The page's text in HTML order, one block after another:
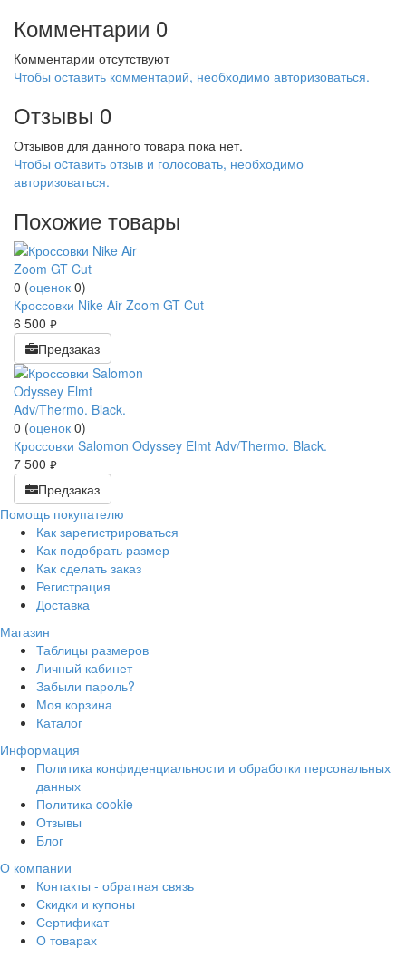
Комментарии 0
Комментарии отсутствуют
Чтобы оставить комментарий, необходимо авторизоваться.
Отзывы 0
Отзывов для данного товара пока нет.
Чтобы оcтавить отзыв и голосовать, необходимо
авторизоваться.
Похожие товары
0 (оценок 0)
Кроссовки Nike Air Zoom GT Cut
6 500 руб.
Предзаказ
0 (оценок 0)
Кроссовки Salomon Odyssey Elmt Adv/Thermo. Black.
7 500 руб.
Предзаказ
Помощь покупателю
Как зарегистрироваться
Как подобрать размер
Как сделать заказ
Регистрация
Доставка
Магазин
Таблицы размеров
Личный кабинет
Забыли пароль?
Моя корзина
Каталог
Информация
Политика конфиденциальности и обработки персональных
данных
Политика cookie
Отзывы
Блог
О компании
Контакты - обратная связь
Скидки и купоны
Сертификат
О товарах